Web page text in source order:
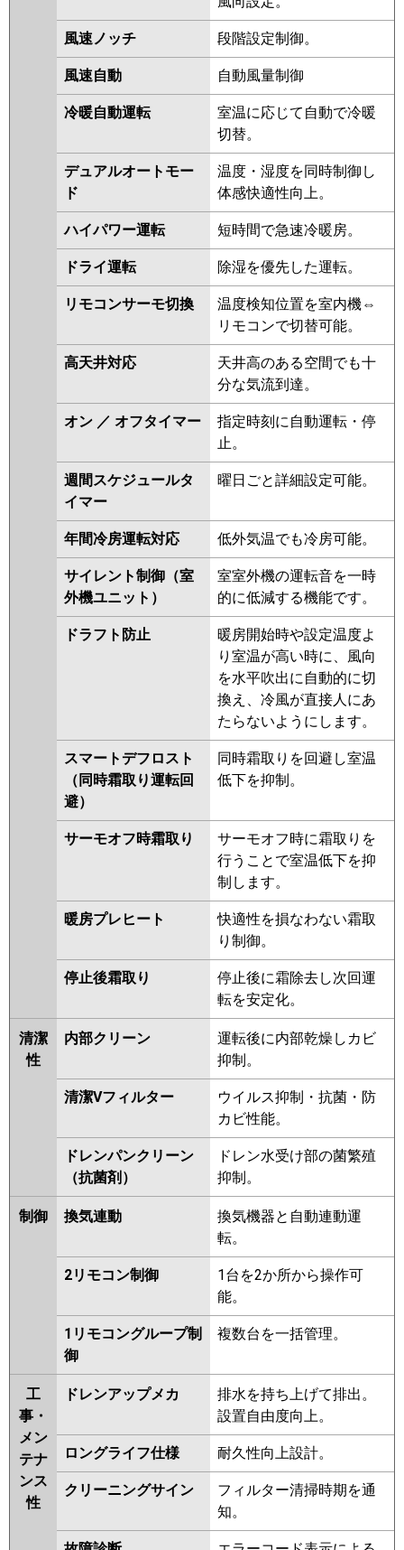
ASSB16057M ASSB16057X
三菱電機 PMZX-HRMP160FF5 PMZX-
HRMP160F5 PMZX-ERMP160FE5
PMZX-
HRMP160FF4 PMZX-HRMP160F4
PMZX-ERMP160F4
ERMP160FE4 PMZX-
HRMP160FF3 PMZX-HRMP160F3
PMZX-ERMP160FE3 PMZX-
ERMP160F3
PMZX-HRMP160FF2
PMZX-HRMP160F2 PMZX-
ERMP160FE2 PMZX-ERMP160F2
PMZX-HRMP160FFZ PMZX-
HRMP160FZ PMZX-ERMP160FEZ
PMZX-ERMP160FZ PMZX-
HRMP160FFY PMZX-HRMP160FY
PMZX-ERMP160FEY PMZX-
ERMP160FY PMZX-HRMP160FFV
PMZX-HRMP160FV PMZX-
ERMP160FW
PMZX-ERMP160FV PMZX-
ERMP160FR PMZX-
RCIS-GP160RHNP4 RCIS-
GP160RSHP9 RCIS-GP160RHNP3
RCIS-GP160RSHP8 RCIS-
GP160RHNP2 RCIS-GP160RSHP7
RCIS-GP160RHNP1
RCIS-
GP160RSHP6 RCIS-GP160RSHP5
RCIS-GP160RHNP
RCIS-
GP160RSHP4
RCIS-
AP160HNP11-kobe RCIS-
AP160HNP11 RCIS-GP160RSHP3
三菱重工
FDTSV1605HPA5SA
FDTSV1605HPA5S
パナソニック PA-P160D7HDB
PA-P160D7HDNB
PA-P160D7HD
PA-P160D7HDN
PA-P160D6HDB PA-P160D6HDNB
PA-P160D6HD PA-P160D6HDN
風速ノッチ 段階設定制御。
風速自動 自動風量制御
冷暖自動運転
室温に応じて自動で冷暖
切替。
デュアルオートモー
ド
温度・湿度を同時制御し
体感快適性向上。
ハイパワー運転 短時間で急速冷暖房。
ドライ運転 除湿を優先した運転。
リモコンサーモ切換
温度検知位置を室内機⇔
リモコンで切替可能。
高天井対応
天井高のある空間でも十
分な気流到達。
オン ／ オフタイマー
指定時刻に自動運転・停
止。
週間スケジュールタ
イマー
曜日ごと詳細設定可能。
年間冷房運転対応 低外気温でも冷房可能。
サイレント制御（室
外機ユニット）
室室外機の運転音を一時
的に低減する機能です。
ドラフト防止
暖房開始時や設定温度よ
り室温が高い時に、風向
を水平吹出に自動的に切
換え、冷風が直接人にあ
たらないようにします。
スマートデフロスト
（同時霜取り運転回
避）
同時霜取りを回避し室温
低下を抑制。
サーモオフ時霜取り
サーモオフ時に霜取りを
行うことで室温低下を抑
制します。
暖房プレヒート
快適性を損なわない霜取
り制御。
停止後霜取り
停止後に霜除去し次回運
転を安定化。
清潔
性
内部クリーン
運転後に内部乾燥しカビ
抑制。
清潔Vフィルター
ウイルス抑制・抗菌・防
カビ性能。
ドレンパンクリーン
（抗菌剤）
ドレン水受け部の菌繁殖
抑制。
制御 換気連動
換気機器と自動連動運
転。
2リモコン制御
1台を2か所から操作可
能。
1リモコングループ制
御
複数台を一括管理。
工
事・
メン
テナ
ンス
性
ドレンアップメカ
排水を持ち上げて排出。
設置自由度向上。
ロングライフ仕様 耐久性向上設計。
クリーニングサイン
フィルター清掃時期を通
知。